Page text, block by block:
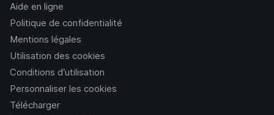
Aide en ligne
Politique de confidentialité
Mentions légales
Utilisation des cookies
Conditions d’utilisation
Personnaliser les cookies
Télécharger